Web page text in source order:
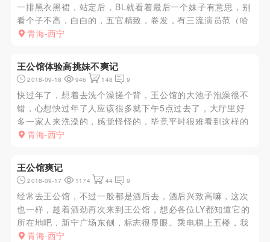
一排黑衣黑裙，站定后，BL就看着最后一个妹子有意思，别
看个子不高，白白的，五官精致，卷发，有三流演员范（哈
哈，也许我评价过高)，我问她多少号，回答的声音温柔婉
上，还介绍自己k...
青海-西宁
王公馆体验高挑妹不爽记
2018-09-18 946 148 9
快过年了，想着去洗个澡搓个背，王公馆的大池子泡澡很不
错，心想快过年了人应该很多就下午5点过去了，大厅里好
多一家人来洗澡的，感觉怪怪的，毕竟平时很难看到这样的
景象，换鞋后直奔澡堂，人果然很多，就舒舒服服的泡了个
炮的人应该不多吧，不...
青海-西宁
王公馆爽记
2018-09-17 1174 44 9
经常去王公馆，不过一般都是酒后去，酒后兴致高嘛，这次
也一样，趁着酒劲再次来到王公馆，想必各位LY都知道它的
所在地吧，新宁广场东侧，标志很显眼。乘电梯上五楼，我
一般要先去池子泡一下，沐浴更衣后上九楼，服务生很热
青海-西宁